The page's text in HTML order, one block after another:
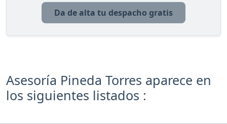
Da de alta tu despacho gratis
Asesoría Pineda Torres aparece en
los siguientes listados :